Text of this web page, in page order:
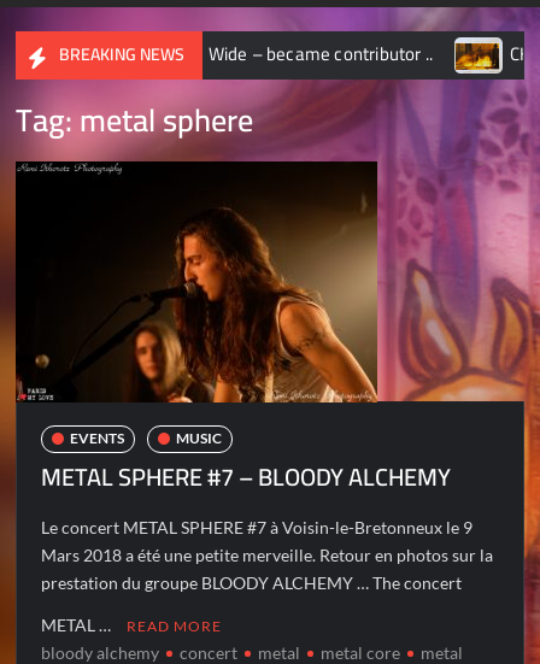
BREAKING NEWS
World Wide – became contributor ..
Tag:metal sphere
EVENTS MUSIC
METAL SPHERE #7 – BLOODY ALCHEMY
Le concert METAL SPHERE #7 à Voisin-le-Bretonneux le 9
Mars 2018 a été une petite merveille. Retour en photos sur la
prestation du groupe BLOODY ALCHEMY … The concert
METAL … READ MORE
bloody alchemy concert metal metal core
metal